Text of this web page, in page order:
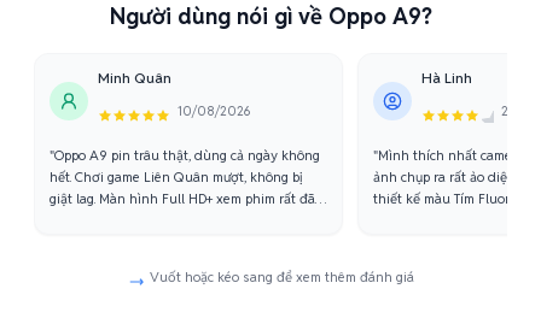
Người dùng nói gì về Oppo A9?
Minh Quân
10/08/2026
"Oppo A9 pin trâu thật, dùng cả ngày không
hết. Chơi game Liên Quân mượt, không bị
giật lag. Màn hình Full HD+ xem phim rất đã
Hà Linh
21/07/
"Mình thích nhất camera
ảnh chụp ra rất ảo diệu.
thiết kế màu Tím Fluorite
Vuốt hoặc kéo sang để xem thêm đánh giá